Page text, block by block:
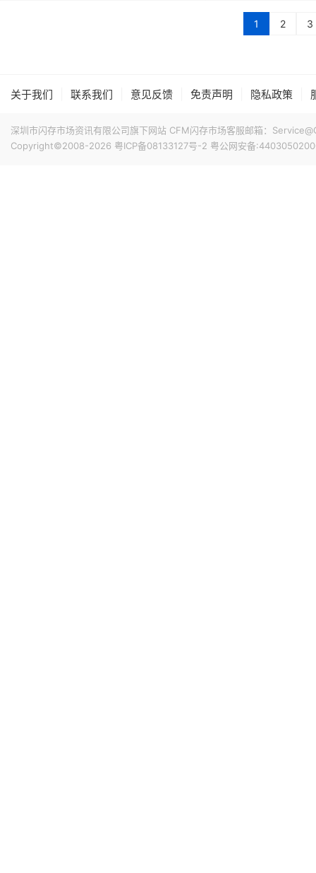
1 2 3
关于我们 联系我们 意见反馈 免责声明 隐私政策
深圳市闪存市场资讯有限公司旗下网站 CFM闪存市场客服邮箱：
Copyright©2008-2026 粤ICP备08133127号-2 粤公网安备